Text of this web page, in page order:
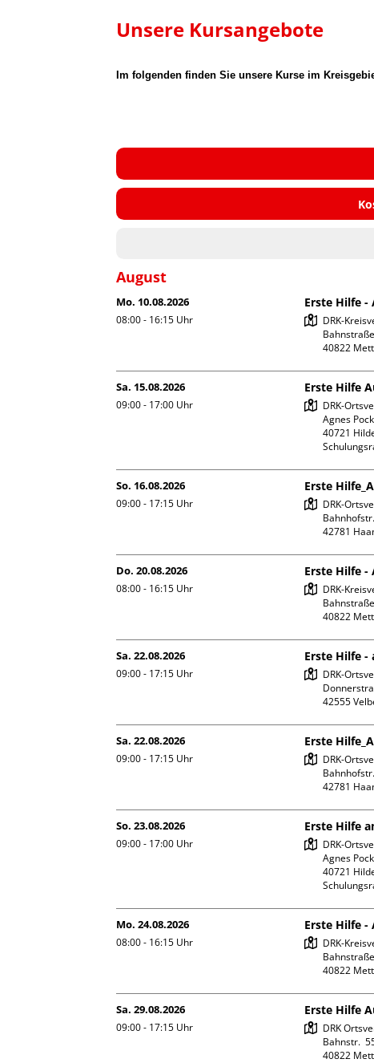
Unsere Kursangebote
Im folgenden finden Sie unsere Kurse im
August
Mo. 10.08.2026
08:00 - 16:15 Uhr
Erste Hilfe -
DRK-
Sa. 15.08.2026
09:00 - 17:00 Uhr
Erste Hilfe
DRK-
Agnes
40721
So. 16.08.2026
09:00 - 17:15 Uhr
Erste
DRK-
Do. 20.08.2026
08:00 - 16:15 Uhr
Erste Hilfe -
DRK-
Sa. 22.08.2026
09:00 - 17:15 Uhr
Erste Hilfe -
DRK-
Sa. 22.08.2026
09:00 - 17:15 Uhr
Erste
DRK-
So. 23.08.2026
09:00 - 17:00 Uhr
Erste Hilfe
DRK-
Agnes
40721
Mo. 24.08.2026
08:00 - 16:15 Uhr
Erste Hilfe -
DRK-
Sa. 29.08.2026
09:00 - 17:15 Uhr
Erste Hilfe
DRK
Bahnstr.